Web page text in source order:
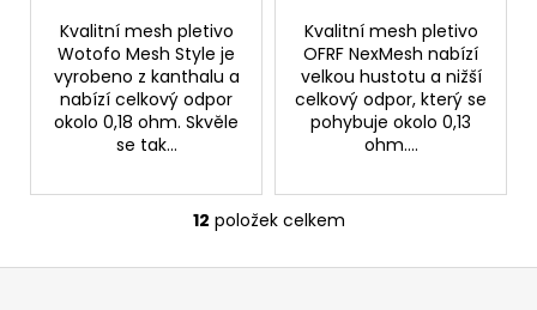
Kvalitní mesh pletivo
Wotofo Mesh Style je
vyrobeno z kanthalu a
nabízí celkový odpor
okolo 0,18 ohm. Skvěle
se tak...
Kvalitní mesh pletivo
OFRF NexMesh nabízí
velkou hustotu a nižší
celkový odpor, který se
pohybuje okolo 0,13
ohm....
O
v
12 položek celkem